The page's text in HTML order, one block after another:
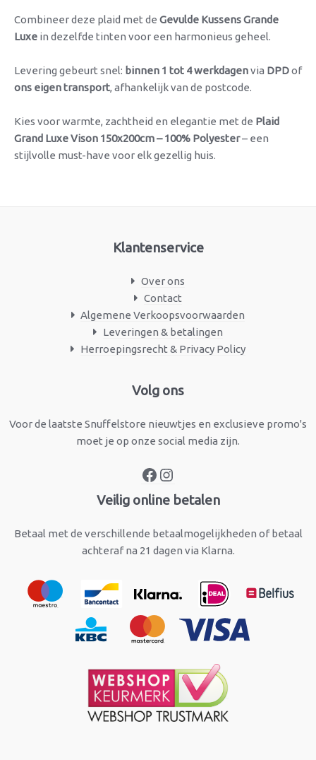
Combineer deze plaid met de Gevulde Kussens Grande
Luxe in dezelfde tinten voor een harmonieus geheel.
Levering gebeurt snel: binnen 1 tot 4 werkdagenvia DPDof
ons eigen transport, afhankelijk van de postcode.
Kies voor warmte, zachtheid en elegantie met de Plaid
Grand Luxe Vison 150x200cm – 100% Polyester– een
stijlvolle must-have voor elk gezellig huis.
Klantenservice
Over ons
Contact
Algemene Verkoopsvoorwaarden
Leveringen & betalingen
Herroepingsrecht & Privacy Policy
Volg ons
Voor de laatste Snuffelstore nieuwtjes en exclusieve promo's
moet je op onze social media zijn.
Facebook
Veilig online betalen
Betaal met de verschillende betaalmogelijkheden of betaal
achteraf na 21 dagen via Klarna.